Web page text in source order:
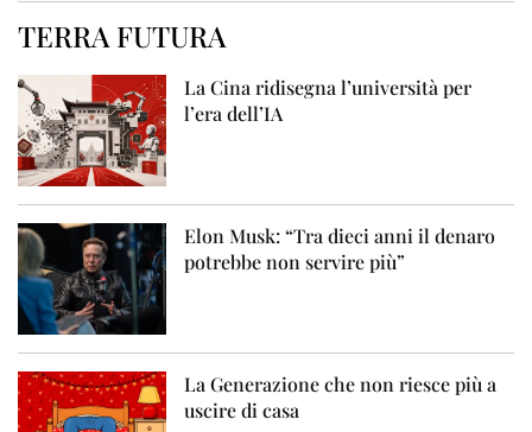
TERRA FUTURA
La Cina ridisegna l’università per
l’era dell’IA
Elon Musk: “Tra dieci anni il denaro
potrebbe non servire più”
La Generazione che non riesce più a
uscire di casa